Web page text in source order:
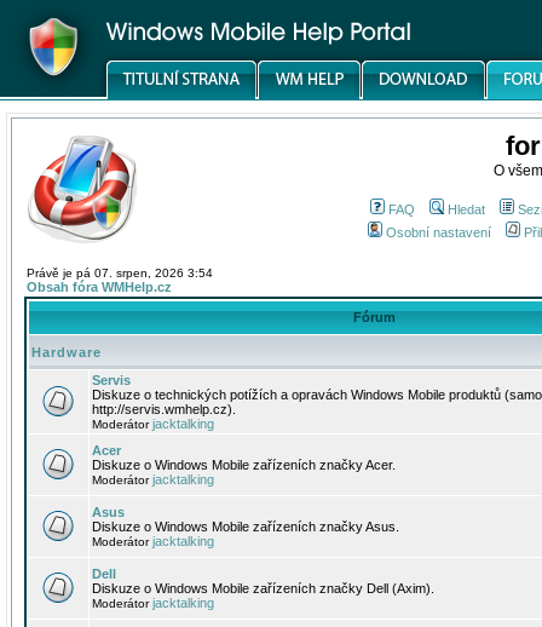
O
FAQ Hledat
Osobní nastavení
Právě je pá 07. srpen, 2026 3:54
Obsah fóra WMHelp.cz
Fórum
Hardware
Servis
Diskuze o technických potížích a opravách Windows Mobile produktů
http://servis.wmhelp.cz).
Moderátorjacktalking
Acer
Diskuze o Windows Mobile zařízeních značky Acer.
Moderátorjacktalking
Asus
Diskuze o Windows Mobile zařízeních značky Asus.
Moderátorjacktalking
Dell
Diskuze o Windows Mobile zařízeních značky Dell (Axim).
Moderátorjacktalking